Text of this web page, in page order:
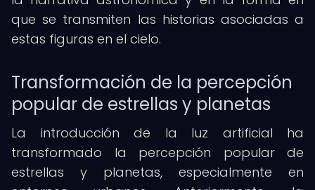
que se transmiten las historias asociadas a
estas figuras en el cielo.
Transformación de la percepción
popular de estrellas y planetas
La introducción de la luz artificial ha
transformado la percepción popular de
estrellas y planetas, especialmente en